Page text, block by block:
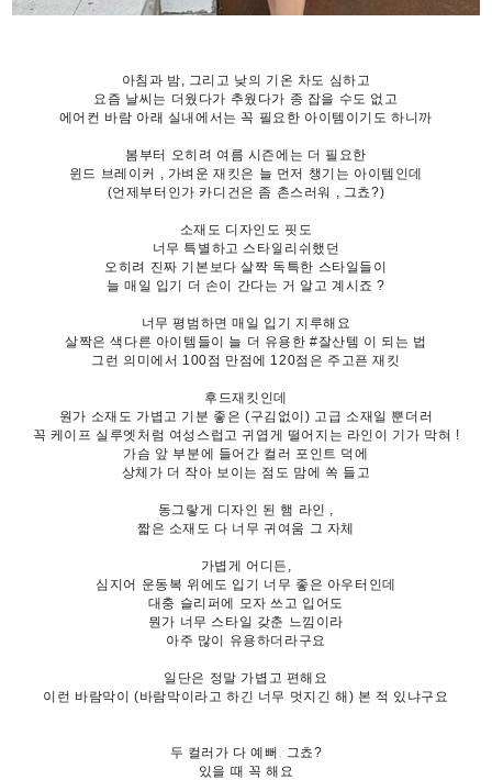
아침과 밤, 그리고 낮의 기온 차도 심하고
요즘 날씨는 더웠다가 추웠다가 종 잡을 수도 없고
에어컨 바람 아래 실내에서는 꼭 필요한 아이템이기도 하니까
봄부터 오히려 여름 시즌에는 더 필요한
윈드 브레이커 , 가벼운 재킷은 늘 먼저 챙기는 아이템인데
(언제부터인가 카디건은 좀 촌스러워 , 그쵸?)
소재도 디자인도 핏도
너무 특별하고 스타일리쉬했던
오히려 진짜 기본보다 살짝 독특한 스타일들이
늘 매일 입기 더 손이 간다는 거 알고 계시죠 ?
너무 평범하면 매일 입기 지루해요
살짝은 색다른 아이템들이 늘 더 유용한 #잘산템 이 되는 법
그런 의미에서 100점 만점에 120점은 주고픈 재킷
후드재킷인데
원가 소재도 가볍고 기분 좋은 (구김없이) 고급 소재일 뿐더러
꼭 케이프 실루엣처럼 여성스럽고 귀엽게 떨어지는 라인이 기가 막혀 !
가슴 앞 부분에 들어간 컬러 포인트 덕에
상체가 더 작아 보이는 점도 맘에 쏙 들고
동그랗게 디자인 된 햄 라인 ,
짧은 소재도 다 너무 귀여움 그 자체
가볍게 어디든,
심지어 운동복 위에도 입기 너무 좋은 아우터인데
대충 슬리퍼에 모자 쓰고 입어도
뭔가 너무 스타일 갖춘 느낌이라
아주 많이 유용하더라구요
일단은 정말 가볍고 편해요
이런 바람막이 (바람막이라고 하긴 너무 멋지긴 해) 본 적 있냐구요
두 컬러가 다 예뻐, 그쵸?
있을 때 꼭 해요